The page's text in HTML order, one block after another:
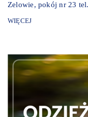
Zelowie, pokój nr 23
WIĘCEJ